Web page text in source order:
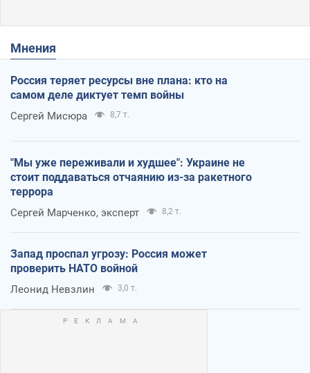
Мнения
Россия теряет ресурсы вне плана: кто на
самом деле диктует темп войны
Сергей Мисюра 8,7 т.
"Мы уже переживали и худшее": Украине не
стоит поддаваться отчаянию из-за ракетного
террора
Сергей Марченко, эксперт 8,2 т.
Запад проспал угрозу: Россия может
проверить НАТО войной
Леонид Невзлин 3,0 т.